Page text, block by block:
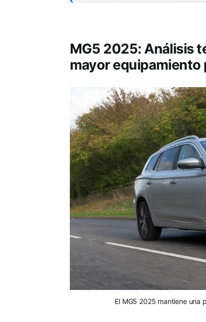
MG5 2025: Análisis
mayor equipamiento
El MG5 2025 mantiene una